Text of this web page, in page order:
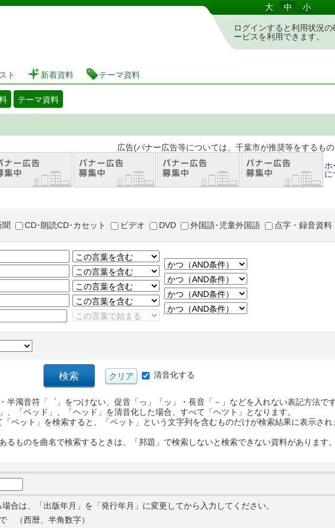
図書館 蔵書検索・予約システム 大 中 小
ログインすると利用状況
ービスを利用できます。
ト 新着資料 テーマ資料
テーマ資料
(バナー広告等については、千葉市が推奨等をするものでは
ホ
に
聞 CD･朗読CD･カセット ビデオ DVD 外国語･児童外国語 点字・録音資料
清音化する
半濁音符「゜」をつけない、促音「っ」「ッ」・長音「－」などを入れない表記方法です
、「ベッド」、「ヘッド」を清音化した場合、すべて「ヘツト」となります。
「ペット」を検索すると、「ペット」という文字列を含むものだけが検索結果に表示され
るものを曲名で検索するときは、「邦題」で検索しないと検索できない資料があります。
合は、「出版年月」を「発行年月」に変更してから入力してください。
（西暦、半角数字）